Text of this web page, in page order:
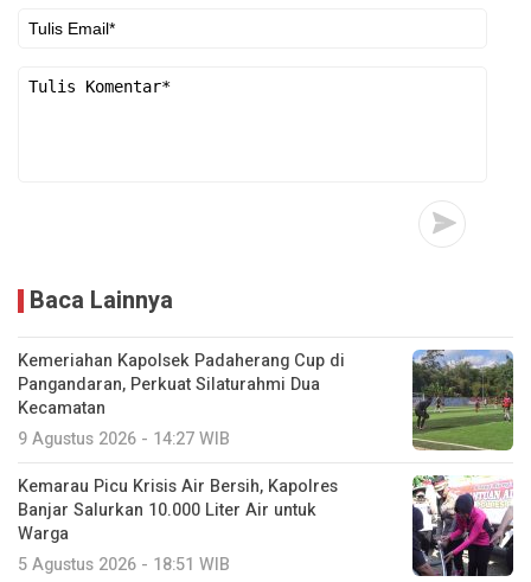
Baca Lainnya
Kemeriahan Kapolsek Padaherang Cup di
Pangandaran, Perkuat Silaturahmi Dua
Kecamatan
9 Agustus 2026 - 14:27 WIB
Kemarau Picu Krisis Air Bersih, Kapolres
Banjar Salurkan 10.000 Liter Air untuk
Warga
5 Agustus 2026 - 18:51 WIB